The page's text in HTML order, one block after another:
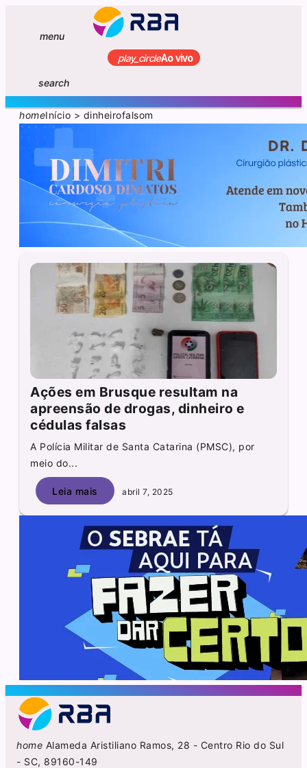
menu
play_circleAo vivo
search
homeInício > dinheirofalsom
Ações em Brusque resultam na
apreensão de drogas, dinheiro e
cédulas falsas
A Polícia Militar de Santa Catarina (PMSC), por
meio do...
Leia mais abril 7, 2025
home Alameda Aristiliano Ramos, 28 - Centro Rio do Sul
- SC, 89160-149